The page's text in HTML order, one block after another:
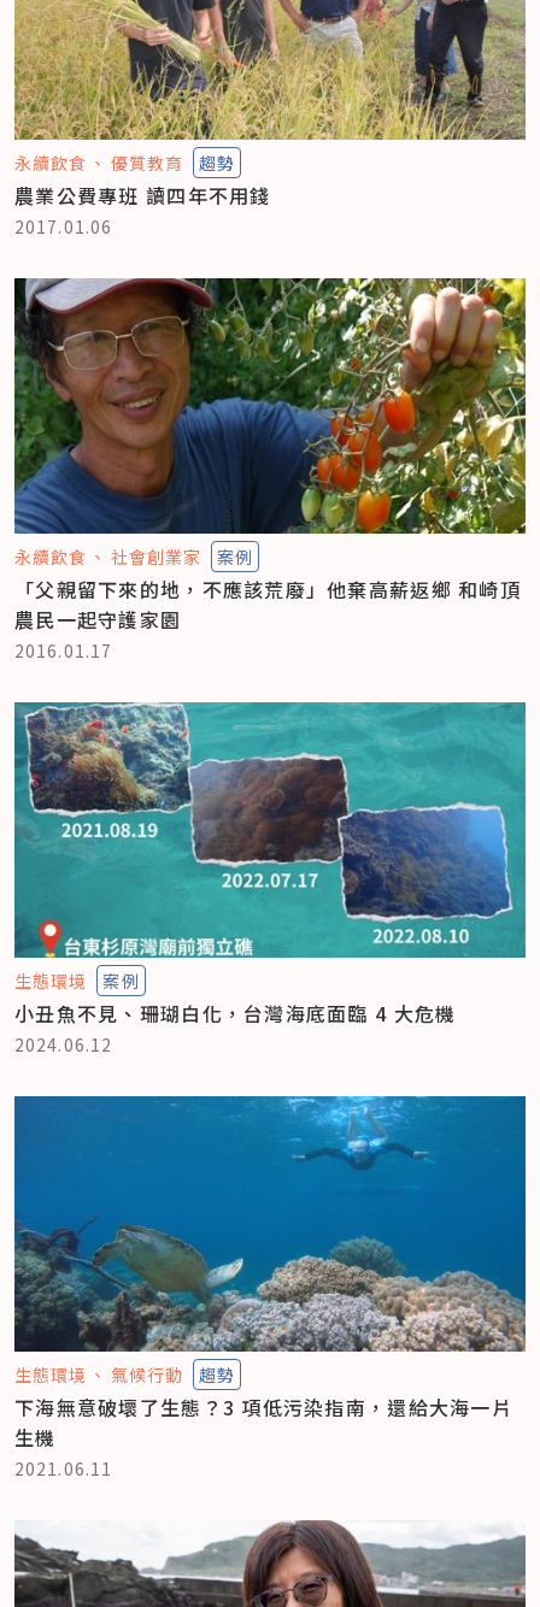
永續飲食 優質教育 趨勢
農業公費專班 讀四年不用錢
2017.01.06
永續飲食 社會創業家 案例
「父親留下來的地，不應該荒廢」他棄高薪返鄉 和崎頂
農民一起守護家園
2016.01.17
生態環境 案例
小丑魚不見、珊瑚白化，台灣海底面臨 4 大危機
2024.06.12
生態環境 氣候行動 趨勢
下海無意破壞了生態？3 項低污染指南，還給大海一片
生機
2021.06.11